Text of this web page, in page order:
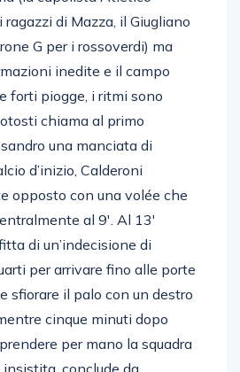
(la capolista Atletico
di Mazza, il Giugliano
G per i rossoverdi) ma
inedite e il campo
forti piogge, i ritmi sono
chiama al primo
una manciata di
d’inizio, Calderoni
opposto con una volée che
al 9′. Al 13′
di un’indecisione di
per arrivare fino alle porte
sfiorare il palo con un destro
cinque minuti dopo
per mano la squadra